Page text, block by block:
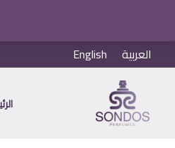
تخطي
إلى
العربية English